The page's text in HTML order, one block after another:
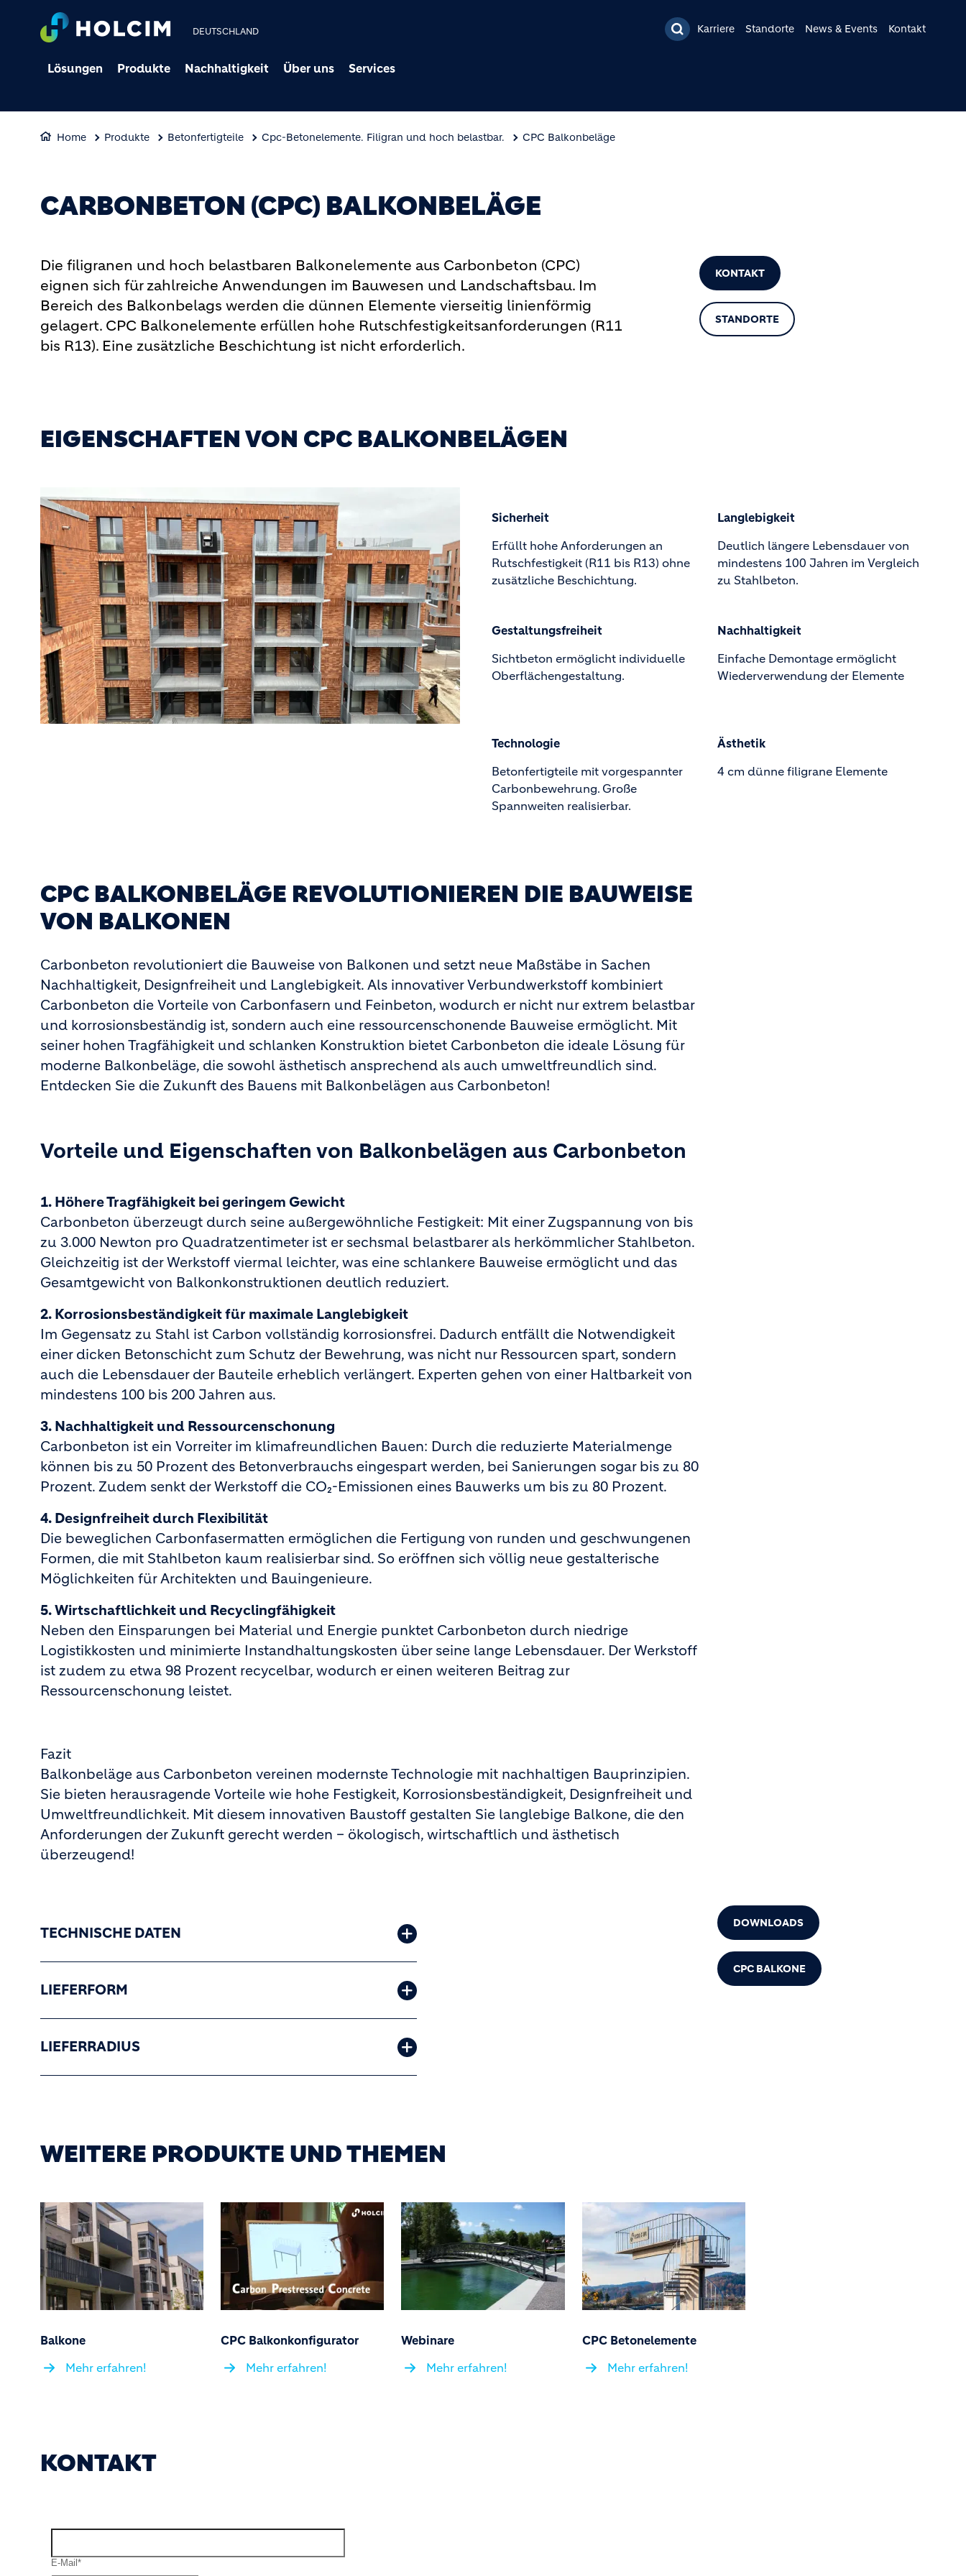
DEUTSCHLAND Karriere Standorte News & Events Kontakt
Lösungen Produkte Nachhaltigkeit Über uns Services
Home Produkte Betonfertigteile Cpc-Betonelemente. Filigran und hoch belastbar. CPC Balkonbeläge
CARBONBETON (CPC) BALKONBELÄGE
Die filigranen und hoch belastbaren Balkonelemente aus Carbonbeton (CPC)
eignen sich für zahlreiche Anwendungen im Bauwesen und Landschaftsbau. Im
Bereich des Balkonbelags werden die dünnen Elemente vierseitig linienförmig
gelagert. CPC Balkonelemente erfüllen hohe Rutschfestigkeitsanforderungen (R11
bis R13). Eine zusätzliche Beschichtung ist nicht erforderlich.
KONTAKT
STANDORTE
EIGENSCHAFTEN VON CPC BALKONBELÄGEN
Sicherheit
Erfüllt hohe Anforderungen an
Rutschfestigkeit (R11 bis R13) ohne
zusätzliche Beschichtung.
Gestaltungsfreiheit
Sichtbeton ermöglicht individuelle
Oberflächengestaltung.
Technologie
Betonfertigteile mit vorgespannter
Carbonbewehrung. Große
Spannweiten realisierbar.
Langlebigkeit
Deutlich längere Lebensdauer von
mindestens 100 Jahren im Vergleich
zu Stahlbeton.
Nachhaltigkeit
Einfache Demontage ermöglicht
Wiederverwendung der Elemente
Ästhetik
4 cm dünne filigrane Elemente
CPC BALKONBELÄGE REVOLUTIONIEREN DIE BAUWEISE
VON BALKONEN
Carbonbeton revolutioniert die Bauweise von Balkonen und setzt neue Maßstäbe in Sachen
Nachhaltigkeit, Designfreiheit und Langlebigkeit. Als innovativer Verbundwerkstoff kombiniert
Carbonbeton die Vorteile von Carbonfasern und Feinbeton, wodurch er nicht nur extrem belastbar
und korrosionsbeständig ist, sondern auch eine ressourcenschonende Bauweise ermöglicht. Mit
seiner hohen Tragfähigkeit und schlanken Konstruktion bietet Carbonbeton die ideale Lösung für
moderne Balkonbeläge, die sowohl ästhetisch ansprechend als auch umweltfreundlich sind.
Entdecken Sie die Zukunft des Bauens mit Balkonbelägen aus Carbonbeton!
Vorteile und Eigenschaften von Balkonbelägen aus Carbonbeton
1. Höhere Tragfähigkeit bei geringem Gewicht
Carbonbeton überzeugt durch seine außergewöhnliche Festigkeit: Mit einer Zugspannung von bis
zu 3.000 Newton pro Quadratzentimeter ist er sechsmal belastbarer als herkömmlicher Stahlbeton.
Gleichzeitig ist der Werkstoff viermal leichter, was eine schlankere Bauweise ermöglicht und das
Gesamtgewicht von Balkonkonstruktionen deutlich reduziert.
2. Korrosionsbeständigkeit für maximale Langlebigkeit
Im Gegensatz zu Stahl ist Carbon vollständig korrosionsfrei. Dadurch entfällt die Notwendigkeit
einer dicken Betonschicht zum Schutz der Bewehrung, was nicht nur Ressourcen spart, sondern
auch die Lebensdauer der Bauteile erheblich verlängert. Experten gehen von einer Haltbarkeit von
mindestens 100 bis 200 Jahren aus.
3. Nachhaltigkeit und Ressourcenschonung
Carbonbeton ist ein Vorreiter im klimafreundlichen Bauen: Durch die reduzierte Materialmenge
können bis zu 50 Prozent des Betonverbrauchs eingespart werden, bei Sanierungen sogar bis zu 80
Prozent. Zudem senkt der Werkstoff die CO₂-Emissionen eines Bauwerks um bis zu 80 Prozent.
4. Designfreiheit durch Flexibilität
Die beweglichen Carbonfasermatten ermöglichen die Fertigung von runden und geschwungenen
Formen, die mit Stahlbeton kaum realisierbar sind. So eröffnen sich völlig neue gestalterische
Möglichkeiten für Architekten und Bauingenieure.
5. Wirtschaftlichkeit und Recyclingfähigkeit
Neben den Einsparungen bei Material und Energie punktet Carbonbeton durch niedrige
Logistikkosten und minimierte Instandhaltungskosten über seine lange Lebensdauer. Der Werkstoff
ist zudem zu etwa 98 Prozent recycelbar, wodurch er einen weiteren Beitrag zur
Ressourcenschonung leistet.
Fazit
Balkonbeläge aus Carbonbeton vereinen modernste Technologie mit nachhaltigen Bauprinzipien.
Sie bieten herausragende Vorteile wie hohe Festigkeit, Korrosionsbeständigkeit, Designfreiheit und
Umweltfreundlichkeit. Mit diesem innovativen Baustoff gestalten Sie langlebige Balkone, die den
Anforderungen der Zukunft gerecht werden – ökologisch, wirtschaftlich und ästhetisch
überzeugend!
TECHNISCHE DATEN
LIEFERFORM
LIEFERRADIUS
DOWNLOADS
CPC BALKONE
WEITERE PRODUKTE UND THEMEN
Balkone
Mehr erfahren!
CPC Balkonkonfigurator
Mehr erfahren!
Webinare
Mehr erfahren!
CPC Betonelemente
Mehr erfahren!
KONTAKT